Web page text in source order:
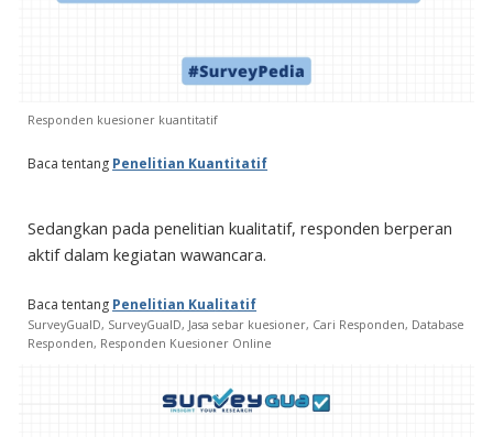
Responden kuesioner kuantitatif
Baca tentang Penelitian Kuantitatif
Sedangkan pada penelitian kualitatif, responden berperan
aktif dalam kegiatan wawancara.
Baca tentang Penelitian Kualitatif
SurveyGuaID, SurveyGuaID, Jasa sebar kuesioner, Cari Responden, Database
Responden, Responden Kuesioner Online